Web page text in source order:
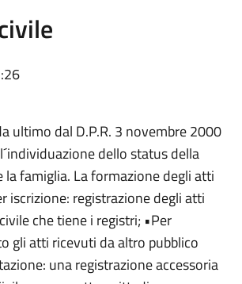
ultimo dal D.P.R. 3 novembre 2000
dello status della
famiglia. La formazione degli atti
iscrizione: registrazione degli atti
che tiene i registri; •Per
gli atti ricevuti da altro pubblico
una registrazione accessoria